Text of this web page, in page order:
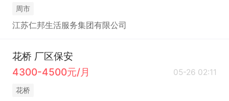
周市
江苏仁邦生活服务集团有限公司
花桥 厂区保安
4300-4500元/月
05-26 02:11
花桥